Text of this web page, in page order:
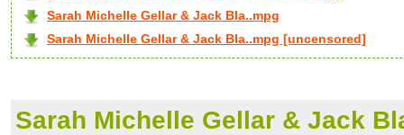
Sarah Michelle Gellar & Jack Bla..mpg
Sarah Michelle Gellar & Jack Bla..mpg [uncensored]
Sarah Michelle Gellar & Jack